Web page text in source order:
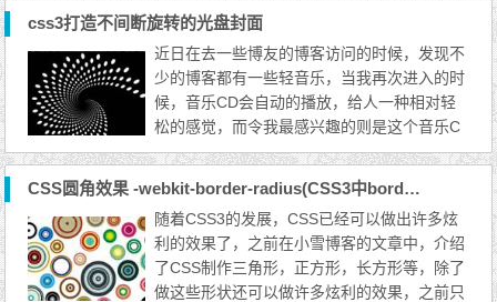
我姑且把它称为滚动条定位。 假设有一个这
样的列表组件U，当我点击item7时,U会产生sc
rollTop值,同时U会被重新渲染。当我刷新页面
时或者点击item5，scrollTop会自动变为0(点
击item或刷新页面,U...
css3打造不间断旋转的光盘封面
近日在去一些博友的博客访问的时候，发现不
少的博客都有一些轻音乐，当我再次进入的时
候，音乐CD会自动的播放，给人一种相对轻
松的感觉，而令我最感兴趣的则是这个音乐C
D是怎么做成的，以前我只看到过在酷狗等软
件上面有自动不间断旋转的光盘，而又如何将
这个不间断的光盘放到网上呢，给我第一眼的
感觉就是 CSS 3 制作的。 然后就去各种的 G
G，想要找到制作的方法，首先让我困惑的
是，这个不间断旋转的光盘...
CSS圆角效果 -webkit-border-radius(CSS3中border-radius隐藏的威力)
随着CSS3的发展，CSS已经可以做出许多炫
利的效果了，之前在小雪博客的文章中，介绍
了CSS制作三角形，正方形，长方形等，除了
做这些形状还可以做许多炫利的效果，之前只